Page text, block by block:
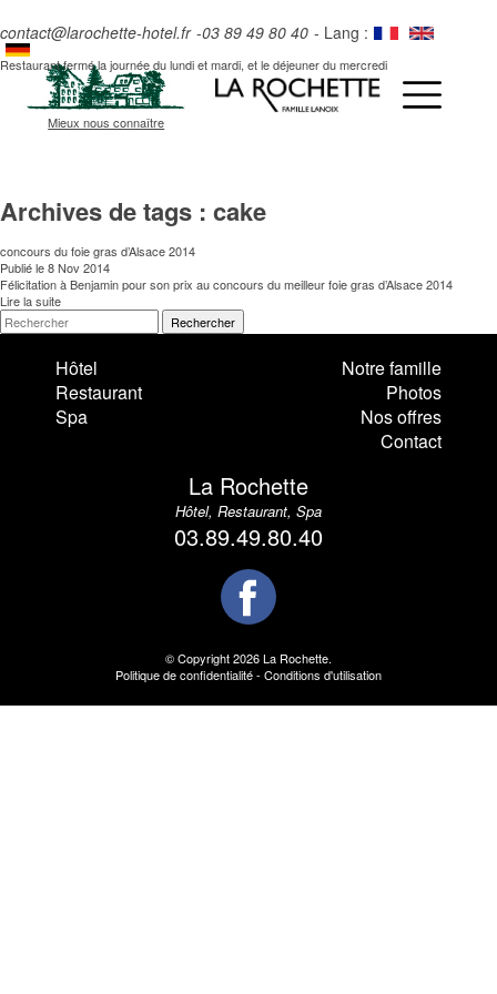
Mieux nous connaître
contact@larochette-hotel.fr -03 89 49 80 40 - Lang :
Restaurant fermé la journée du lundi et mardi, et le déjeuner du mercredi
Archives de tags : cake
concours du foie gras d’Alsace 2014
Publié le 8 Nov 2014
Félicitation à Benjamin pour son prix au concours du meilleur foie gras d’Alsace 2014
Lire la suite
Rechercher
La Rochette
Hôtel, Restaurant, Spa
03.89.49.80.40
© Copyright 2026 La Rochette.
Politique de confidentialité- Conditions d'utilisation
Hôtel
Restaurant
Spa
Notre famille
Photos
Nos offres
Contact